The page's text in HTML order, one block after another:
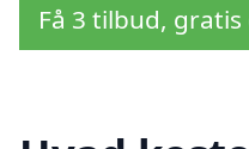
Få 3 tilbud,